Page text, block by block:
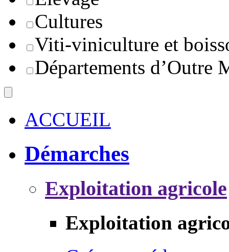
Cultures
Viti-viniculture et
Départements d’Outre
ACCUEIL
Démarches
Exploitation agricole
Exploitation